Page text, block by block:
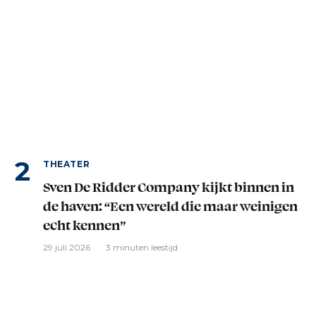
THEATER
Sven De Ridder Company kijkt binnen in
de haven: “Een wereld die maar weinigen
echt kennen”
29 juli 2026 3 minuten leestijd